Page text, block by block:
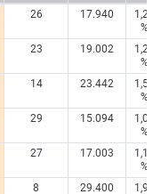
26 17.940
1,20
%
23 19.002
1,27
%
14 23.442
1,57
%
29 15.094
1,01
%
27 17.003
1,14
%
8 29.400
1,96